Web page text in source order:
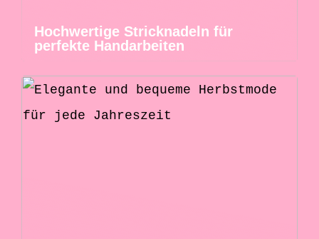
Hochwertige Stricknadeln für
perfekte Handarbeiten